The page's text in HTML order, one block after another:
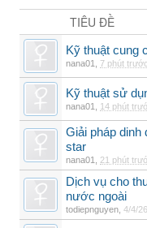
TIÊU ĐỀ
Kỹ thuật cung
nana01 7 phút trước
Kỹ thuật sử
nana01 14 phút
Giải pháp
star
nana01 21 phút
Dịch vụ cho
nước ngoài
todiepnguyen 4/4/26